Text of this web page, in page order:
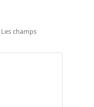
Les champs